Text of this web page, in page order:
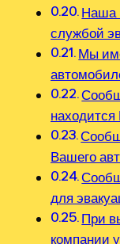
Наша
службой
Мы
Вашего
для
При
компании